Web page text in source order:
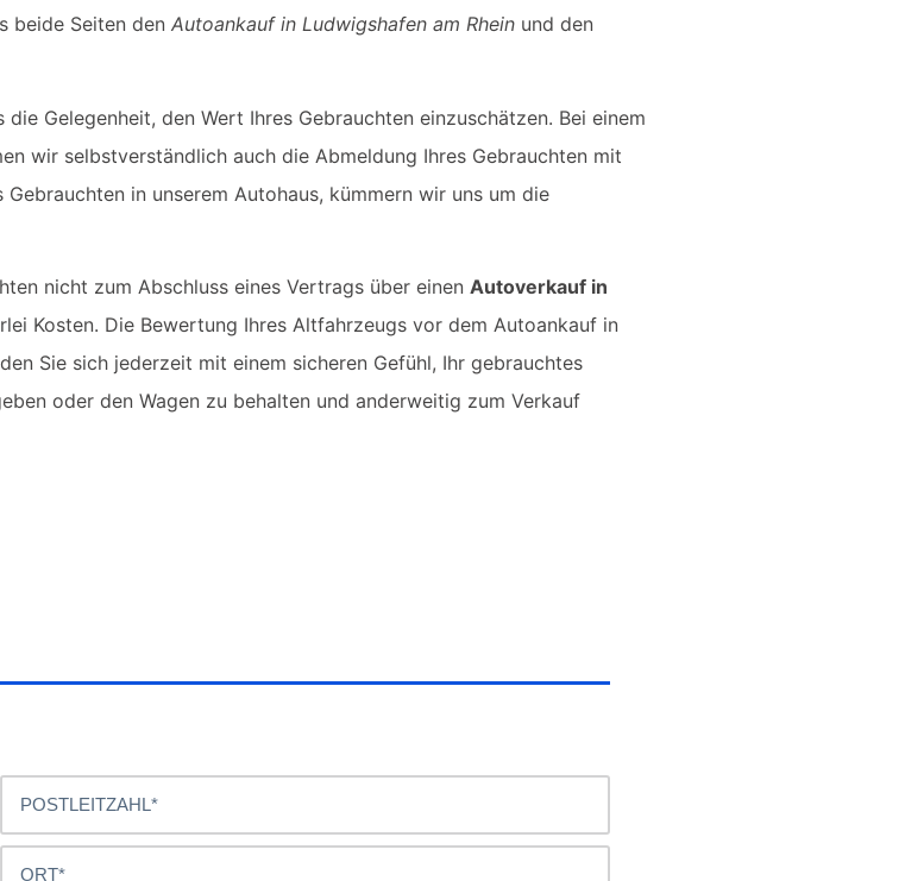
beide Seiten den Autoankauf in Ludwigshafen am Rhein und den
Gelegenheit, den Wert Ihres Gebrauchten einzuschätzen. Bei einem
wir selbstverständlich auch die Abmeldung Ihres Gebrauchten mit
in unserem Autohaus, kümmern wir uns um die
nicht zum Abschluss eines Vertrags über einen Autoverkauf in
Kosten. Die Bewertung Ihres Altfahrzeugs vor dem Autoankauf in
Sie sich jederzeit mit einem sicheren Gefühl, Ihr gebrauchtes
oder den Wagen zu behalten und anderweitig zum Verkauf